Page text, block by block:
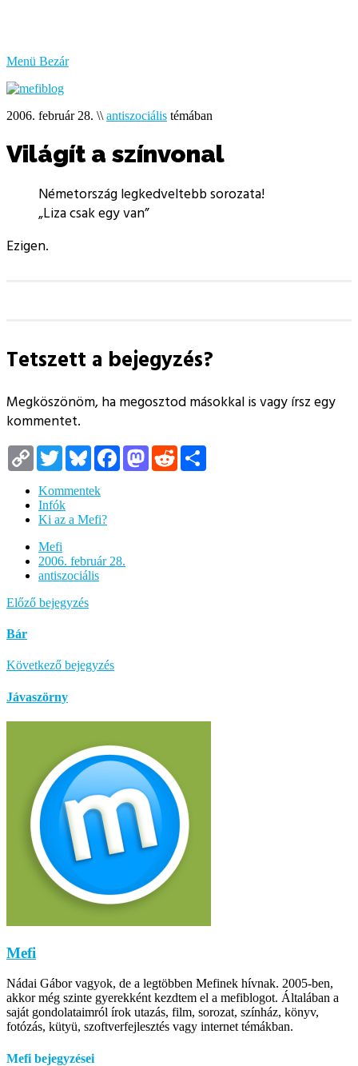
Menü Bezár
2006. február 28. \\ antiszociális témában
Világít a színvonal
Németország legkedveltebb sorozata!
„Liza csak egy van”
Ezigen.
Tetszett a bejegyzés?
Megköszönöm, ha megosztod másokkal is vagy írsz egy
kommentet.
Copy
Link
TwitterBlueskyFacebookMastodon
Reddit
Kommentek
Infók
Ki az a Mefi?
Mefi
2006. február 28.
antiszociális
Előző bejegyzés
Bár
Következő bejegyzés
Jávaszörny
Mefi
Nádai Gábor vagyok, de a legtöbben Mefinek hívnak. 2005-ben,
akkor még szinte gyerekként kezdtem el a mefiblogot. Általában a
saját gondolataimról írok utazás, film, sorozat, színház, könyv,
fotózás, kütyü, szoftverfejlesztés vagy internet témákban.
Mefi bejegyzései